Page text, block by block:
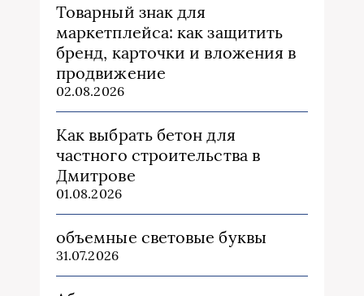
Товарный знак для
маркетплейса: как защитить
бренд, карточки и вложения в
продвижение
02.08.2026
Как выбрать бетон для
частного строительства в
Дмитрове
01.08.2026
объемные световые буквы
31.07.2026